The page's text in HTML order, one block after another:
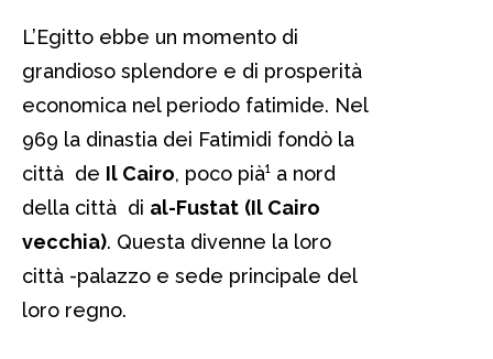
L’Egitto ebbe un momento di
grandioso splendore e di prosperità
economica nel periodo fatimide. Nel
969 la dinastia dei Fatimidi fondò la
città de Il Cairo, poco pià¹ a nord
della città di al-Fustat (Il Cairo
vecchia). Questa divenne la loro
città -palazzo e sede principale del
loro regno.